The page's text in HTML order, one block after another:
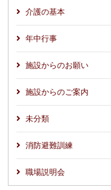
介護の基本
年中行事
施設からのお願い
施設からのご案内
未分類
消防避難訓練
職場説明会